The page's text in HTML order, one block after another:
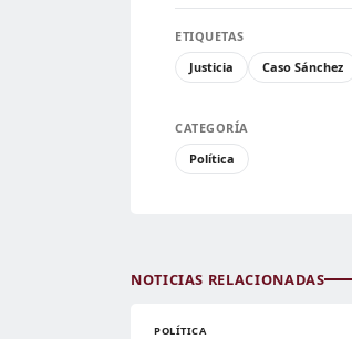
ETIQUETAS
Justicia
Caso Sánchez
CATEGORÍA
Política
NOTICIAS RELACIONADAS
POLÍTICA